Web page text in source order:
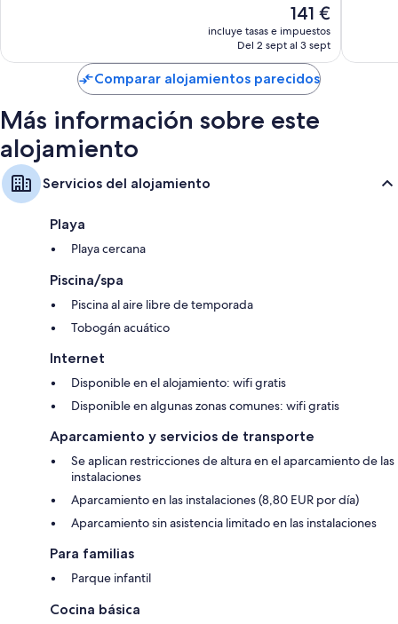
El
precio
actual
de
141 €
141 €
incluye tasas e impuestos
Del 2 sept al 3 sept
Comparar alojamientos parecidos
Más información sobre este
alojamiento
Servicios del alojamiento
Playa
Playa cercana
Piscina/spa
Piscina al aire libre de temporada
Tobogán acuático
Internet
Disponible en el alojamiento: wifi gratis
Disponible en algunas zonas comunes: wifi gratis
Aparcamiento y servicios de transporte
Se aplican restricciones de altura en el aparcamiento de las
instalaciones
Aparcamiento en las instalaciones (8,80 EUR por día)
Aparcamiento sin asistencia limitado en las instalaciones
Para familias
Parque infantil
Cocina básica